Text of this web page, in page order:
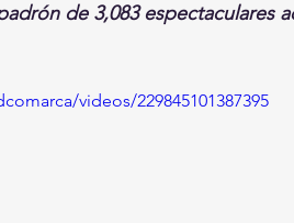
de 3,083 espectaculares
videos/229845101387395